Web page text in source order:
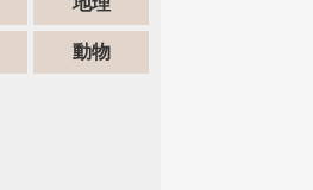
動物